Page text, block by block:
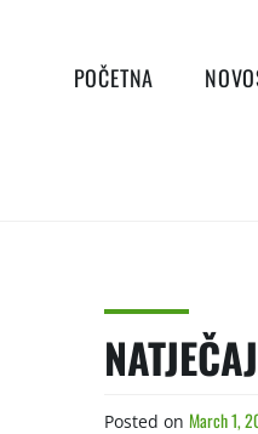
POČETNA
Posted on March 1,